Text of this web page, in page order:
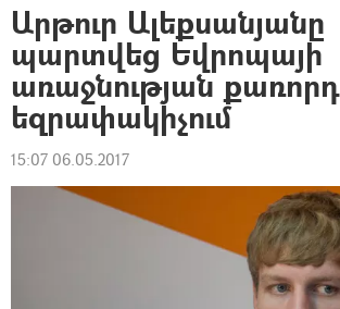
Արթուր Ալեքսանյանը
պարտվեց Եվրոպայի
առաջնության քառորդ
եզրափակիչում
15:07 06.05.2017